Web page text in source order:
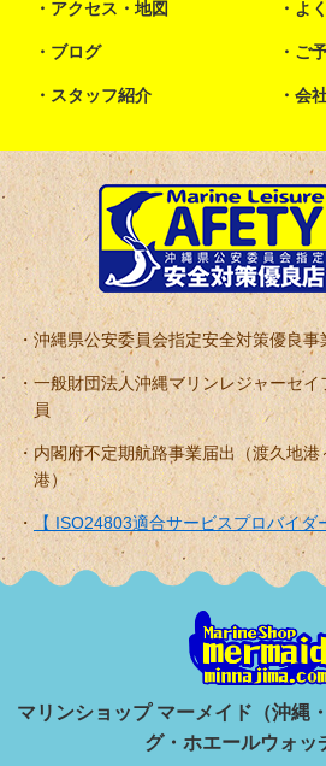
アクセス・地図 よ
ブログ ご
スタッフ紹介 会
沖縄県公安委員会指定安全対策優良事
一般財団法人沖縄マリンレジャーセ
員
内閣府不定期航路事業届出（渡久地
港）
【 ISO24803適合サービスプロバイダ
マリンショップ マーメイド（沖縄
グ・ホエールウォッ